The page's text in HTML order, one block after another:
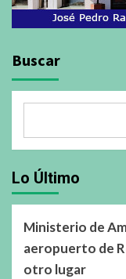
Buscar
Lo Último
Ministerio de
aeropuerto de
otro lugar